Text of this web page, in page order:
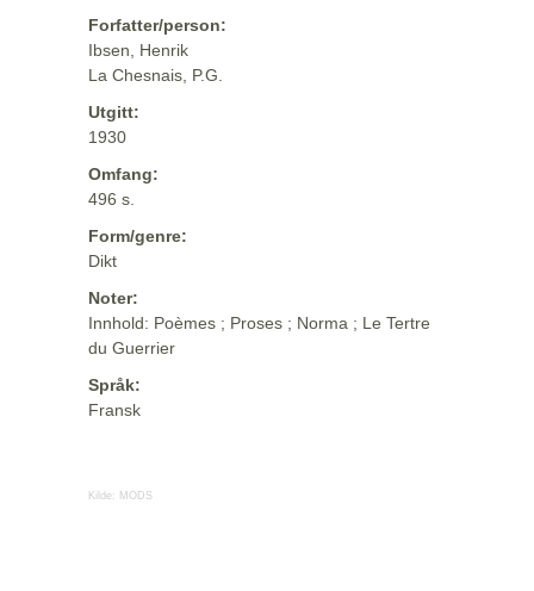
Forfatter/person:
Ibsen, Henrik
La Chesnais, P.G.
Utgitt:
1930
Omfang:
496 s.
Form/genre:
Dikt
Noter:
Innhold: Poèmes ; Proses ; Norma ; Le Tertre
du Guerrier
Språk:
Fransk
Kilde: MODS